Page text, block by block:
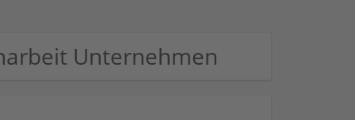
Unternehmen